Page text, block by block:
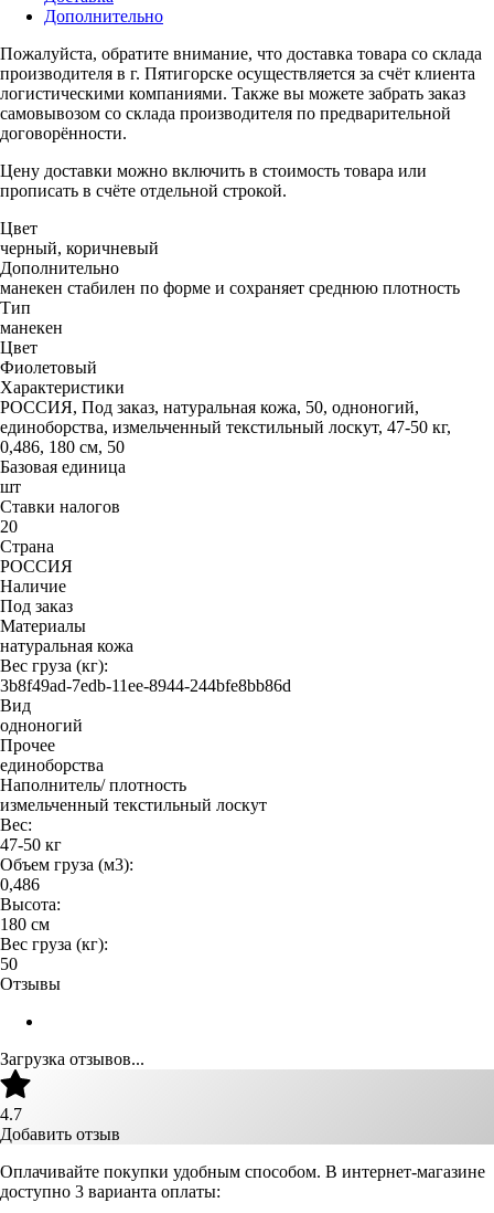
Дополнительно
Пожалуйста, обратите внимание, что доставка товара со склада
производителя в г. Пятигорске осуществляется за счёт клиента
логистическими компаниями. Также вы можете забрать заказ
самовывозом со склада производителя по предварительной
договорённости.
Цену доставки можно включить в стоимость товара или
прописать в счёте отдельной строкой.
Цвет
черный, коричневый
Дополнительно
манекен стабилен по форме и сохраняет среднюю плотность
Тип
манекен
Цвет
Фиолетовый
Характеристики
РОССИЯ, Под заказ, натуральная кожа, 50, одноногий,
единоборства, измельченный текстильный лоскут, 47-50 кг,
0,486, 180 см, 50
Базовая единица
шт
Ставки налогов
20
Страна
РОССИЯ
Наличие
Под заказ
Материалы
натуральная кожа
Вес груза (кг):
3b8f49ad-7edb-11ee-8944-244bfe8bb86d
Вид
одноногий
Прочее
единоборства
Наполнитель/ плотность
измельченный текстильный лоскут
Вес:
47-50 кг
Объем груза (м3):
0,486
Высота:
180 см
Вес груза (кг):
50
Отзывы
Загрузка отзывов...
4.7
Добавить отзыв
Оплачивайте покупки удобным способом. В интернет-магазине
доступно 3 варианта оплаты: